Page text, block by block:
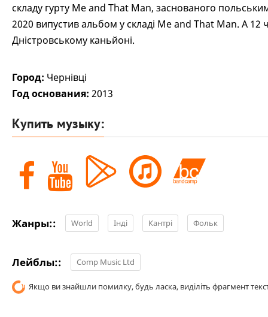
складу гурту Me and That Man, заснованого
2020 випустив альбом у складі Me and That Man. А
Дністровському каньйоні.
Город: Чернівці
Год основания: 2013
Купить музыку:
Жанры:: World Інді Кантрі Фольк
Лейблы:: Comp Music Ltd
Якщо ви знайшли помилку, будь ласка, виділіть фрагмент